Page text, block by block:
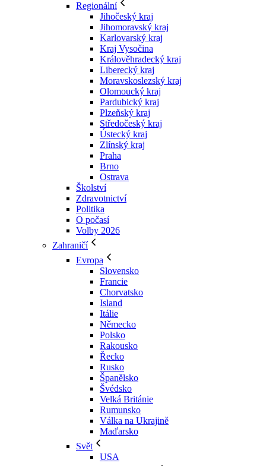
Regionální
Jihočeský kraj
Jihomoravský kraj
Karlovarský kraj
Kraj Vysočina
Králověhradecký kraj
Liberecký kraj
Moravskoslezský kraj
Olomoucký kraj
Pardubický kraj
Plzeňský kraj
Středočeský kraj
Ústecký kraj
Zlínský kraj
Praha
Brno
Ostrava
Školství
Zdravotnictví
Politika
O počasí
Volby 2026
Zahraničí
Evropa
Slovensko
Francie
Chorvatsko
Island
Itálie
Německo
Polsko
Rakousko
Řecko
Rusko
Španělsko
Švédsko
Velká Británie
Rumunsko
Válka na Ukrajině
Maďarsko
Svět
USA